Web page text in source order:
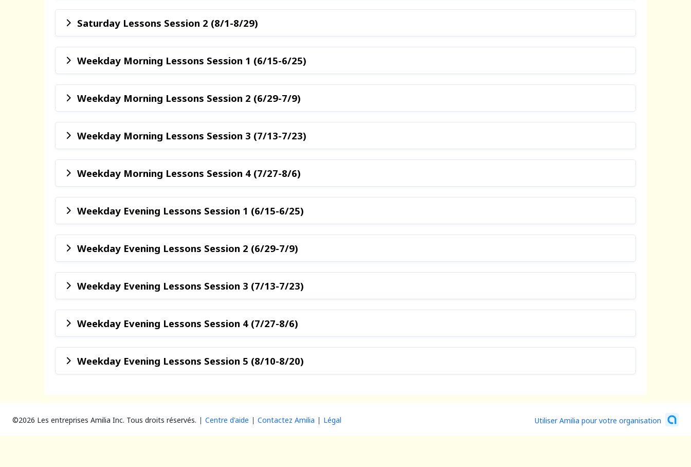
Saturday Lessons Session 2 (8/1-8/29)
Weekday Morning Lessons Session 1 (6/15-6/25)
Weekday Morning Lessons Session 2 (6/29-7/9)
Weekday Morning Lessons Session 3 (7/13-7/23)
Weekday Morning Lessons Session 4 (7/27-8/6)
Weekday Evening Lessons Session 1 (6/15-6/25)
Weekday Evening Lessons Session 2 (6/29-7/9)
Weekday Evening Lessons Session 3 (7/13-7/23)
Weekday Evening Lessons Session 4 (7/27-8/6)
Weekday Evening Lessons Session 5 (8/10-8/20)
©2026 Les entreprises Amilia Inc. Tous droits réservés. Centre d'aide Contactez Amilia Légal Utiliser Amilia pour votre organisation